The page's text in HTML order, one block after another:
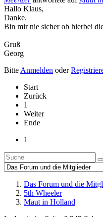
Hallo Klaus,
Danke.
Bin mir nie sicher ob hierbei
Gruß
Georg
Bitte Anmelden oder
Start
Zurück
1
Weiter
Ende
1
Das Forum und die
5th Wheeler
Maut in Holland